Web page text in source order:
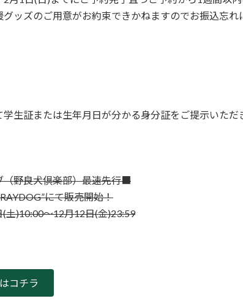
ッズのご用意がお約束できかねますのでお振込忘れ
生証または生年月日が分かる身分証をご提示いただ
野良犬倶楽部）最速先行■
にて販売開始！
土)10:00～12月12日(金)23:59
コチラ